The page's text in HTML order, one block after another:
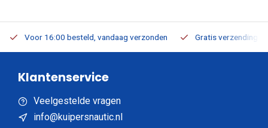
Voor 16:00 besteld, vandaag verzonden Gratis verzending
Klantenservice
Veelgestelde vragen
info@kuipersnautic.nl